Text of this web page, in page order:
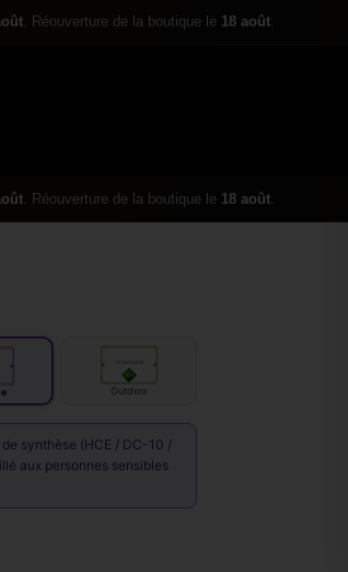
. Réouverture de la boutique le 18 août.
. Réouverture de la boutique le 18 août
Organique
Outdoor
synthèse (HCE / DC-10 /
aux personnes sensibles